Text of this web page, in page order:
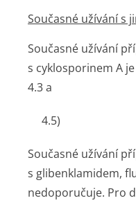
Současné užívání s
Současné užívání
s cyklosporinem A
4.3 a
4.5)
Současné užívání
s glibenklamidem,
nedoporučuje. Pro